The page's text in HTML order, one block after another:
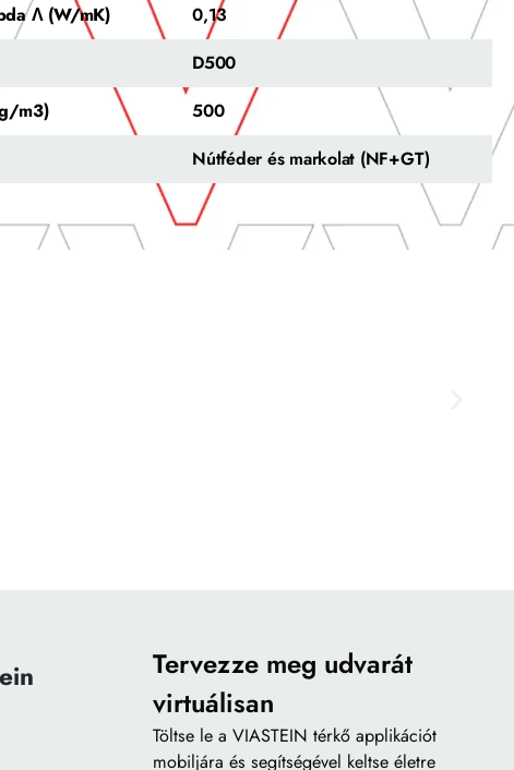
Λ (W/mK)
0,13
D500
m3)
500
Nútféder és markolat (NF+GT)
Tervezze meg udvarát
virtuálisan
Töltse le a VIASTEIN térkő applikációt
mobiljára és segítségével keltse életre